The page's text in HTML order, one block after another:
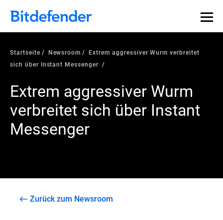
Startseite Newsroom
Extrem aggressiver Wurm verbreitet
sich über Instant Messenger
Extrem aggressiver Wurm
verbreitet sich über Instant
Messenger
Zurück zum Newsroom